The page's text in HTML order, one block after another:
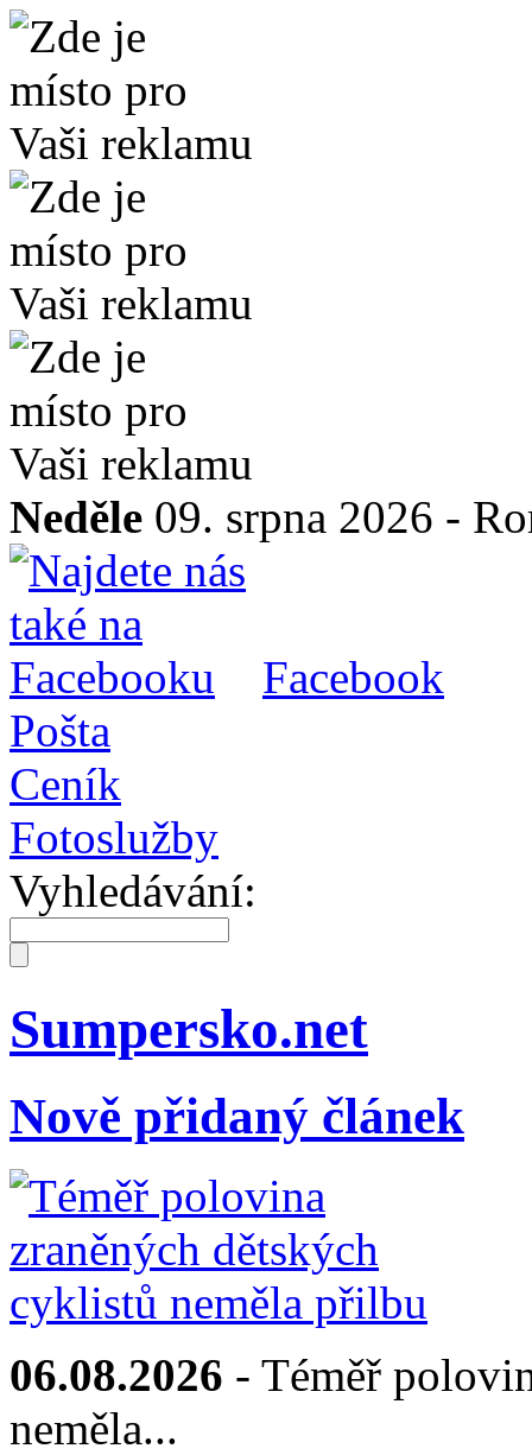
Neděle 09. srpna 2026 -
Facebook
Pošta
Ceník
Fotoslužby
Vyhledávání:
Sumpersko.net
Nově přidaný článek
06.08.2026 - Téměř
neměla...